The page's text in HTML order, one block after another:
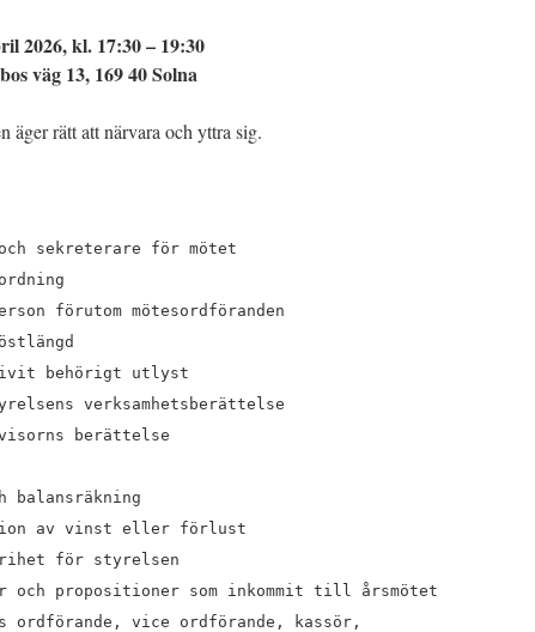
2026, kl. 17:30 – 19:30
väg 13, 169 40 Solna
äger rätt att närvara och yttra sig.
sekreterare för mötet
förutom mötesordföranden
behörigt utlyst
verksamhetsberättelse
berättelse
balansräkning
av vinst eller förlust
för styrelsen
och propositioner som inkommit till årsmötet
ordförande, vice ordförande, kassör,